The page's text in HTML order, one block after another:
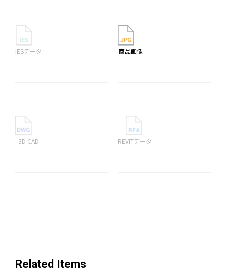
IESデータ 商品画像
3D CAD REVITデータ
Related Items